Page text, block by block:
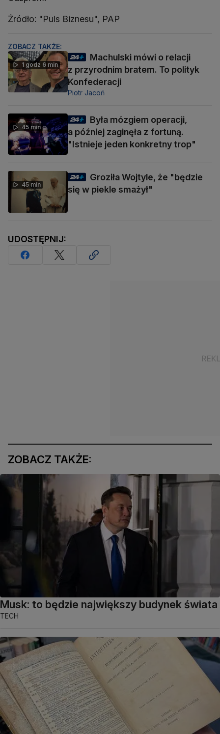
Źródło: "Puls Biznesu", PAP
ZOBACZ TAKŻE:
1 godz 6 min
Machulski mówi o relacji
z przyrodnim bratem. To polityk
Konfederacji
Piotr Jacoń
45 min
Była mózgiem operacji,
a później zaginęła z fortuną.
"Istnieje jeden konkretny trop"
45 min
Groziła Wojtyle, że "będzie
się w piekle smażył"
UDOSTĘPNIJ:
ZOBACZ TAKŻE:
Musk: to będzie największy budynek świata
TECH